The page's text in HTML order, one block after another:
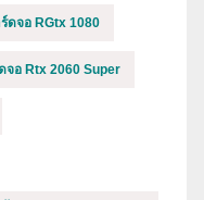
ดจอ RGtx 1080
จอ Rtx 2060 Super